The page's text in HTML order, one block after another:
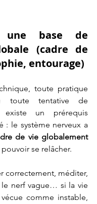
une base de
(cadre de
entourage)
toute pratique
toute tentative de
un prérequis
: le système nerveux a
de vie globalement
se relâcher.
correctement, méditer,
le nerf vague… si la vie
comme instable,